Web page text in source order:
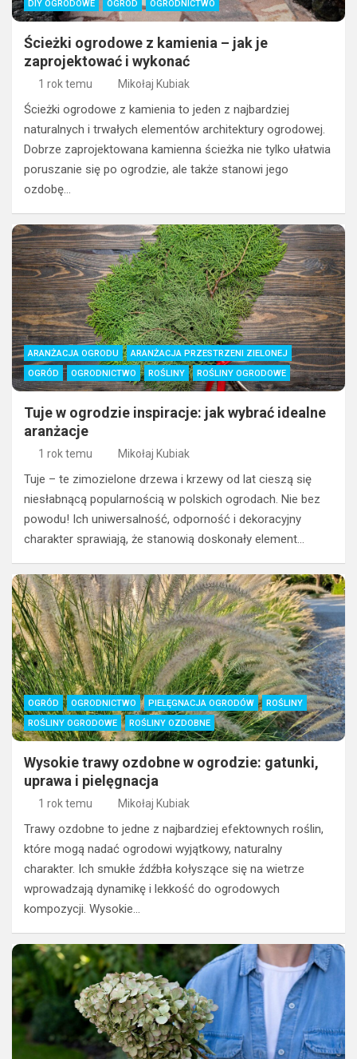
DIY OGRODOWE OGRÓD OGRODNICTWO
Ścieżki ogrodowe z kamienia – jak je
zaprojektować i wykonać
1 rok temu Mikołaj Kubiak
Ścieżki ogrodowe z kamienia to jeden z najbardziej
naturalnych i trwałych elementów architektury ogrodowej.
Dobrze zaprojektowana kamienna ścieżka nie tylko ułatwia
poruszanie się po ogrodzie, ale także stanowi jego
ozdobę…
ARANŻACJA OGRODU
ARANŻACJA PRZESTRZENI ZIELONEJ
OGRÓD
OGRODNICTWO ROŚLINY ROŚLINY OGRODOWE
Tuje w ogrodzie inspiracje: jak wybrać idealne
aranżacje
1 rok temu Mikołaj Kubiak
Tuje – te zimozielone drzewa i krzewy od lat cieszą się
niesłabnącą popularnością w polskich ogrodach. Nie bez
powodu! Ich uniwersalność, odporność i dekoracyjny
charakter sprawiają, że stanowią doskonały element…
OGRÓD OGRODNICTWO PIELĘGNACJA OGRODÓW
ROŚLINY
ROŚLINY OGRODOWE
ROŚLINY OZDOBNE
Wysokie trawy ozdobne w ogrodzie: gatunki,
uprawa i pielęgnacja
1 rok temu Mikołaj Kubiak
Trawy ozdobne to jedne z najbardziej efektownych roślin,
które mogą nadać ogrodowi wyjątkowy, naturalny
charakter. Ich smukłe źdźbła kołyszące się na wietrze
wprowadzają dynamikę i lekkość do ogrodowych
kompozycji. Wysokie…